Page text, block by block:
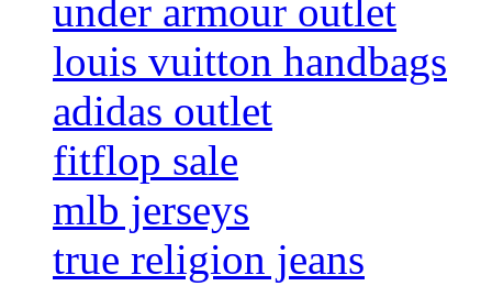
under armour outlet
louis vuitton handbags
adidas outlet
fitflop sale
mlb jerseys
true religion jeans